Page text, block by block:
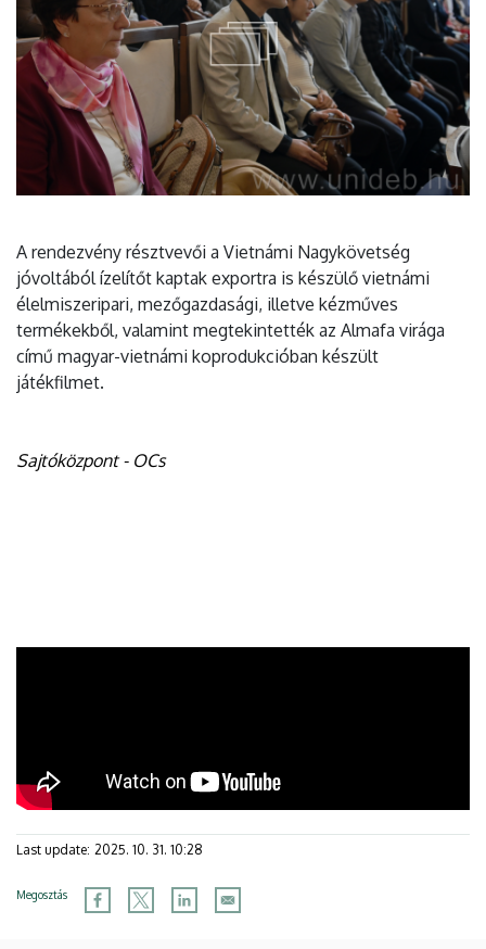
A rendezvény résztvevői a Vietnámi Nagykövetség
jóvoltából ízelítőt kaptak exportra is készülő vietnámi
élelmiszeripari, mezőgazdasági, illetve kézműves
termékekből, valamint megtekintették az Almafa virága
című magyar-vietnámi koprodukcióban készült
játékfilmet.
Sajtóközpont - OCs
Last update: 2025. 10. 31. 10:28
Megosztás